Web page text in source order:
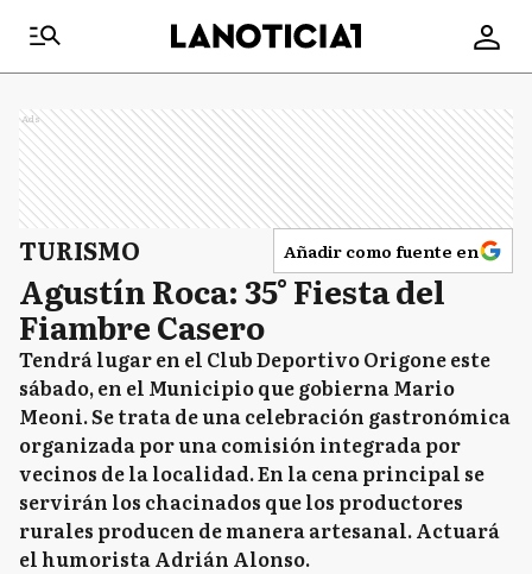
Ads
TURISMO Añadir como fuente en
Agustín Roca: 35° Fiesta del
Fiambre Casero
Tendrá lugar en el Club Deportivo Origone este
sábado, en el Municipio que gobierna Mario
Meoni. Se trata de una celebración gastronómica
organizada por una comisión integrada por
vecinos de la localidad. En la cena principal se
servirán los chacinados que los productores
rurales producen de manera artesanal. Actuará
el humorista Adrián Alonso.